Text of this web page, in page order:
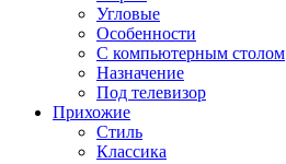
Угловые
Особенности
С компьютерным столом
Назначение
Под телевизор
Прихожие
Стиль
Классика